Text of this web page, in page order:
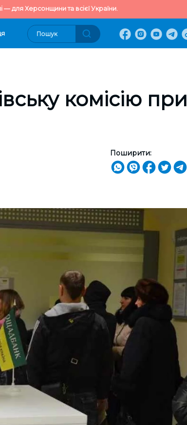
для Херсонщини та всієї України.
комісію при
Поширити: